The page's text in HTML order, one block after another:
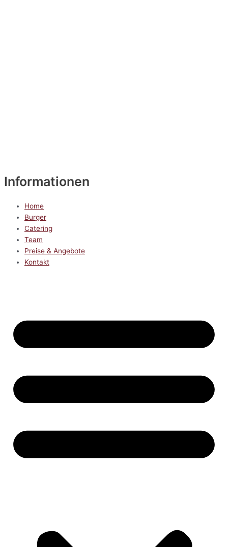
Informationen
Home
Burger
Catering
Team
Preise & Angebote
Kontakt